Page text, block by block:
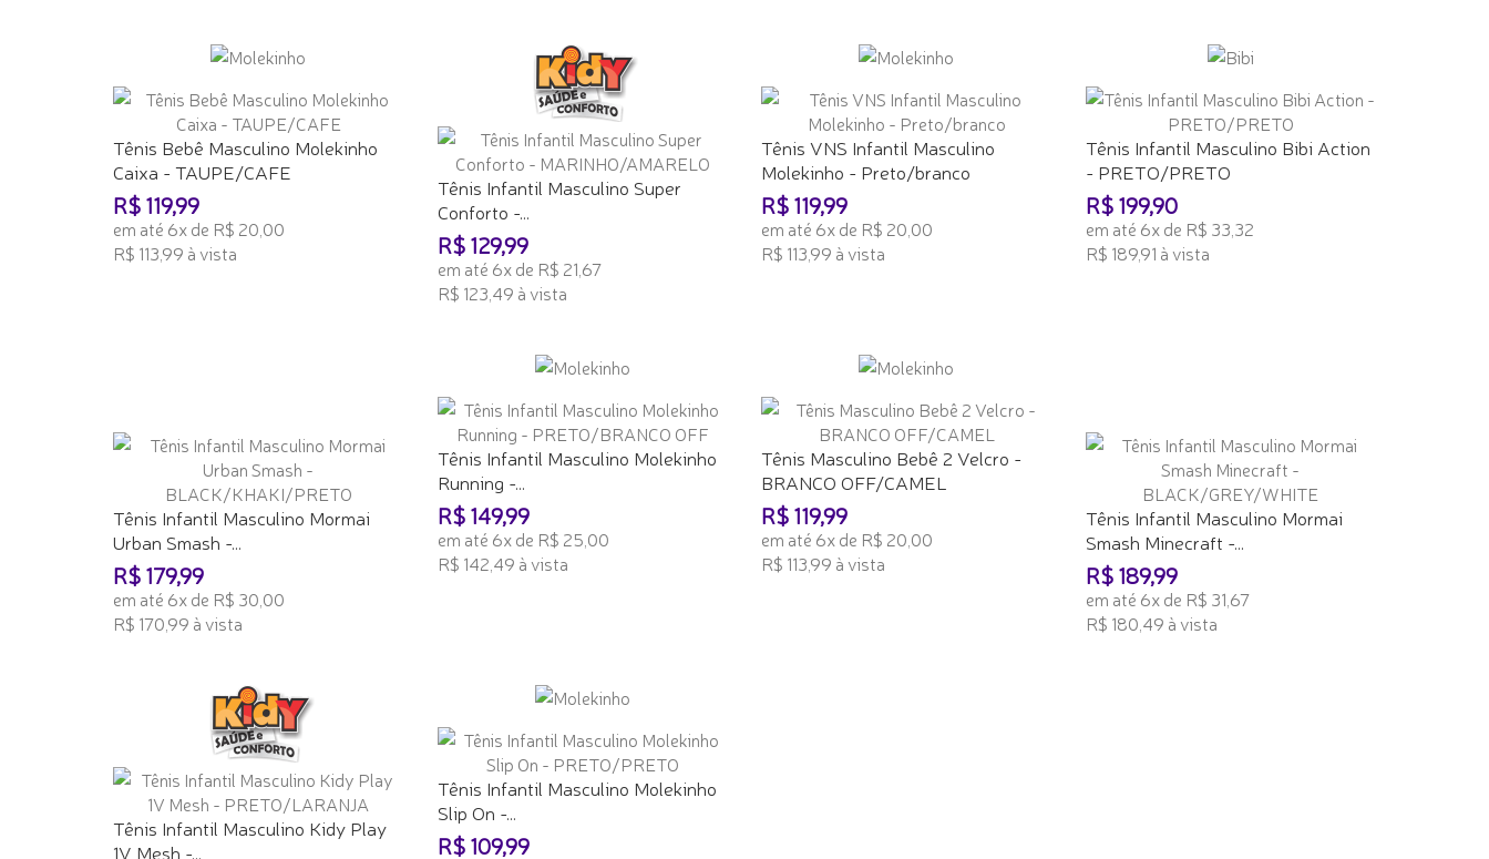
Tênis Bebê Masculino Molekinho
Caixa - TAUPE/CAFE
R$ 119,99
em até 6x de R$ 20,00
R$ 113,99 à vista
Tênis Infantil Masculino Super
Conforto -...
R$ 129,99
em até 6x de R$ 21,67
R$ 123,49 à vista
Tênis VNS Infantil Masculino
Molekinho - Preto/branco
R$ 119,99
em até 6x de R$ 20,00
R$ 113,99 à vista
Tênis Infantil Masculino Bibi Action
- PRETO/PRETO
R$ 199,90
em até 6x de R$ 33,32
R$ 189,91 à vista
Tênis Infantil Masculino Mormai
Urban Smash -...
R$ 179,99
em até 6x de R$ 30,00
R$ 170,99 à vista
Tênis Infantil Masculino Molekinho
Running -...
R$ 149,99
em até 6x de R$ 25,00
R$ 142,49 à vista
Tênis Masculino Bebê 2 Velcro -
BRANCO OFF/CAMEL
R$ 119,99
em até 6x de R$ 20,00
R$ 113,99 à vista
Tênis Infantil Masculino Mormai
Smash Minecraft -...
R$ 189,99
em até 6x de R$ 31,67
R$ 180,49 à vista
Tênis Infantil Masculino Kidy Play
1V Mesh -...
Tênis Infantil Masculino Molekinho
Slip On -...
R$ 109,99